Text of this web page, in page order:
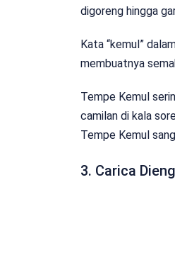
digoreng hingga
Kata “kemul”
membuatnya
Tempe Kemul
camilan di kala
Tempe Kemul
3. Carica Dieng